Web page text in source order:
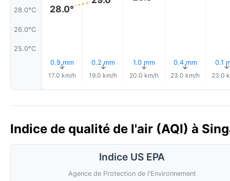
28.0°C
26.0°C
25.0°C
28.0°
0.9 mm
↑
17.0 km/h
0.2 mm
↑
19.0 km/h
1.0 mm
↑
20.0 km/h
0.4 mm
↑
23.0 km/h
0.1↑
23.0
Indice de qualité de l'air (AQI) à
Indice US EPA
Agence de Protection de l'Environnement